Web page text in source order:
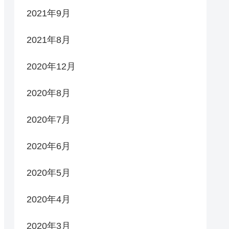
2021年9月
2021年8月
2020年12月
2020年8月
2020年7月
2020年6月
2020年5月
2020年4月
2020年3月